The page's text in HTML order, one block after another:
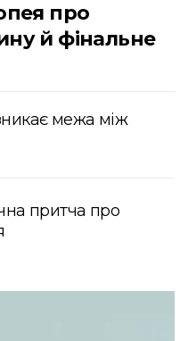
про
й фінальне
межа між
притча про